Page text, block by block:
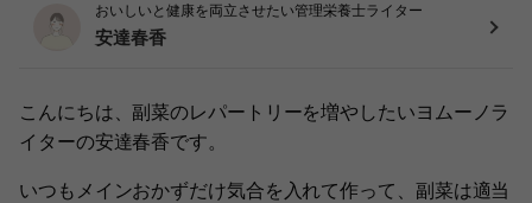
おいしいと健康を両立させたい管理栄養士ライター
安達春香
こんにちは、副菜のレパートリーを増やしたいヨムーノラ
イターの安達春香です。
いつもメインおかずだけ気合を入れて作って、副菜は適当